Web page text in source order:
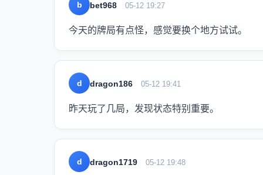
b bet968 05-12 19:27
今天的牌局有点怪，感觉要换个地方试试。
d dragon186 05-12 19:41
昨天玩了几局，发现状态特别重要。
d dragon1719 05-12 19:48